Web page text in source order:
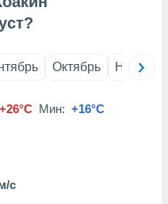
?
Октябрь Ноябрь
+26°C Мин: +16°C
с